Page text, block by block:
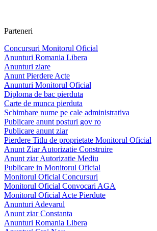
Parteneri
Concursuri Monitorul Oficial
Anunturi Romania Libera
Anunturi ziare
Anunt Pierdere Acte
Anunturi Monitorul Oficial
Diploma de bac pierduta
Carte de munca pierduta
Schimbare nume pe cale administrativa
Publicare anunt posturi gov ro
Publicare anunt ziar
Pierdere Titlu de proprietate Monitorul Oficial
Anunt Ziar Autorizatie Construire
Anunt ziar Autorizatie Mediu
Publicare in Monitorul Oficial
Monitorul Oficial Concursuri
Monitorul Oficial Convocari AGA
Monitorul Oficial Acte Pierdute
Anunturi Adevarul
Anunt ziar Constanta
Anunturi Romania Libera